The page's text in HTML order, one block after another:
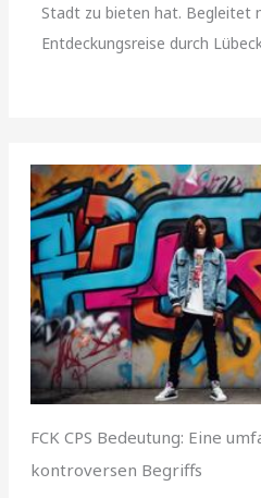
Stadt zu bieten hat. Begleitet
Entdeckungsreise durch
FCK CPS Bedeutung: Eine
kontroversen Begriffs